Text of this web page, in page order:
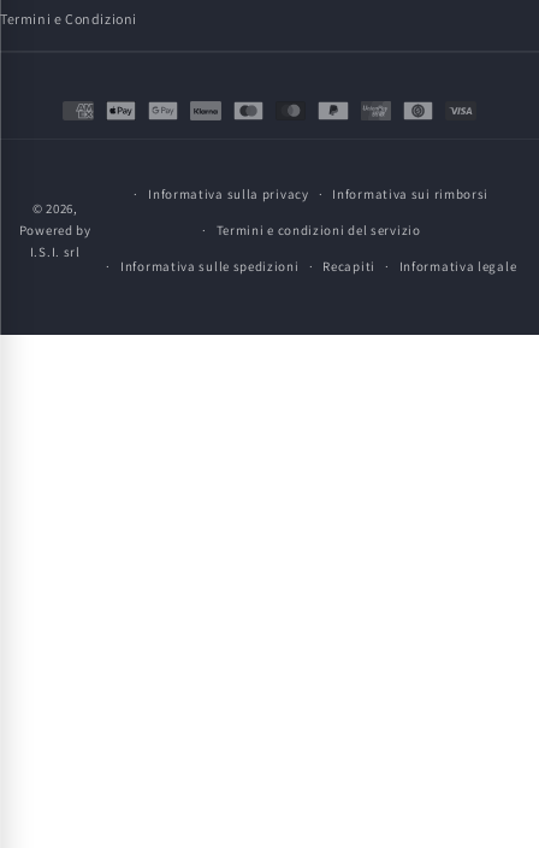
Termini e Condizioni
Metodi
© 2026,
Powered by
I.S.I. srl
Informativa sulla privacy Informativa sui rimborsi
Termini e condizioni del servizio
Informativa sulle spedizioni Recapiti Informativa legale